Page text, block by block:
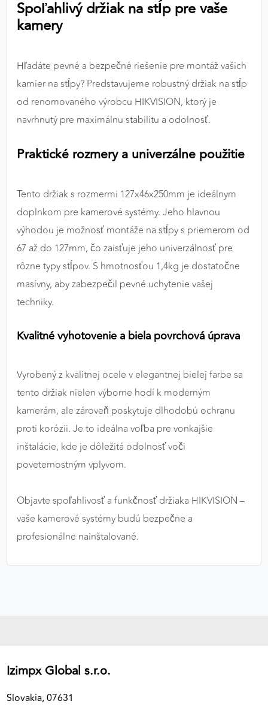
Spoľahlivý držiak na stĺp pre vaše
kamery
Hľadáte pevné a bezpečné riešenie pre montáž vašich
kamier na stĺpy? Predstavujeme robustný držiak na stĺp
od renomovaného výrobcu HIKVISION, ktorý je
navrhnutý pre maximálnu stabilitu a odolnosť.
Praktické rozmery a univerzálne použitie
Tento držiak s rozmermi 127x46x250mm je ideálnym
doplnkom pre kamerové systémy. Jeho hlavnou
výhodou je možnosť montáže na stĺpy s priemerom od
67 až do 127mm, čo zaisťuje jeho univerzálnosť pre
rôzne typy stĺpov. S hmotnosťou 1,4kg je dostatočne
masívny, aby zabezpečil pevné uchytenie vašej
techniky.
Kvalitné vyhotovenie a biela povrchová úprava
Vyrobený z kvalitnej ocele v elegantnej bielej farbe sa
tento držiak nielen výborne hodí k moderným
kamerám, ale zároveň poskytuje dlhodobú ochranu
proti korózii. Je to ideálna voľba pre vonkajšie
inštalácie, kde je dôležitá odolnosť voči
poveternostným vplyvom.
Objavte spoľahlivosť a funkčnosť držiaka HIKVISION –
vaše kamerové systémy budú bezpečne a
profesionálne nainštalované.
Izimpx Global s.r.o.
Slovakia, 07631
výkon a funkčnosť našich stránok.
Poskytovateľ: Google
MARKETINGOVÉ COOKIES
stránkami. Umožňujú nám a našim partnerom
našom webe aj v reklamných sieťach tretích strán.
Google Ads